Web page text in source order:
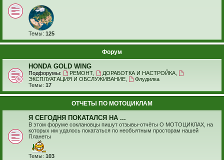
Темы: 125
Форум
HONDA GOLD WING
Подфорумы: РЕМОНТ, ДОРАБОТКА И НАСТРОЙКА,
ЭКСПЛУАТАЦИЯ И ОБСЛУЖИВАНИЕ
Флудилка
Темы: 17
ОТЧЕТЫ ПО МОТОЦИКЛАМ
Я СЕГОДНЯ ПОКАТАЛСЯ НА ...
В этом форуме соклановцы пишут отзывы-отчёты О МОТОЦИКЛАХ, на
которых им удалось покататься по необъятным просторам нашей
Планеты
Темы: 103